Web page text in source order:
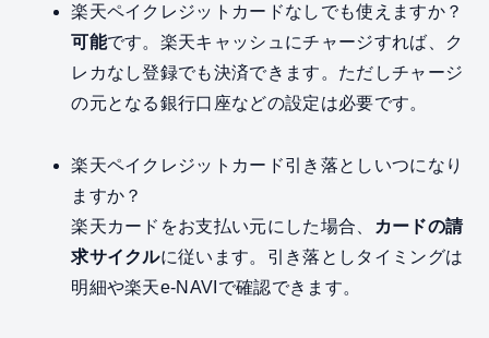
楽天ペイクレジットカードなしでも使えますか？
可能です。楽天キャッシュにチャージすれば、ク
レカなし登録でも決済できます。ただしチャージ
の元となる銀行口座などの設定は必要です。
楽天ペイクレジットカード引き落としいつになり
ますか？
楽天カードをお支払い元にした場合、
カードの請
求サイクルに従います。引き落としタイミングは
明細や楽天e‑NAVIで確認できます。